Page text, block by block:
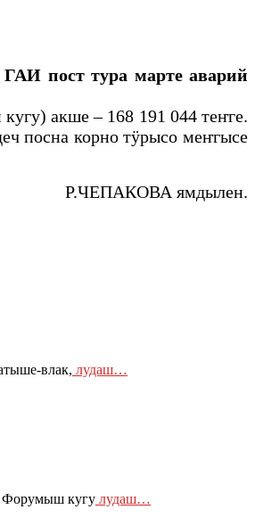
пост тура марте аварий
акше – 168 191 044 теҥге.
посна корно тӱрысо меҥгысе
Р.ЧЕПАКОВА ямдылен.
влак, лудаш…
Форумыш кугу лудаш…